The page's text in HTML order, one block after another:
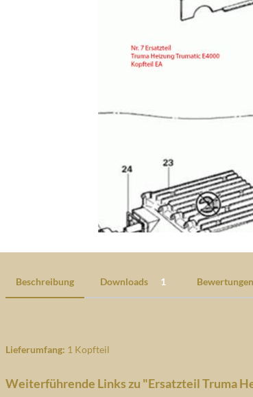
Beschreibung Downloads 1 Bewertungen
Lieferumfang: 1 Kopfteil
Weiterführende Links zu "Ersatzteil Truma